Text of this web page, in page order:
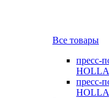
Все товары
пресс-
пресс-